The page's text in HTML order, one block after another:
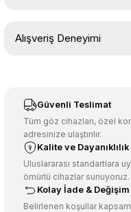
konularda yetersiz
Ürün resmi kalitesiz,
Ürün açıklamasında eksik
Ürün bilgilerinde hatalar
Ürün fiyatı diğer sitelerden
Bu ürüne benzer farklı
Alışveriş Deneyimi
Güvenli Teslimat
Tüm göz cihazları, özel
adresinize ulaştırılır.
Kalite ve Dayanıklılık
Uluslararası standartlara
ömürlü cihazlar sunuyoruz.
Kolay İade & Değişim
Belirlenen koşullar